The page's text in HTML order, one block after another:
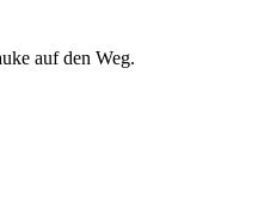
auf den Weg.